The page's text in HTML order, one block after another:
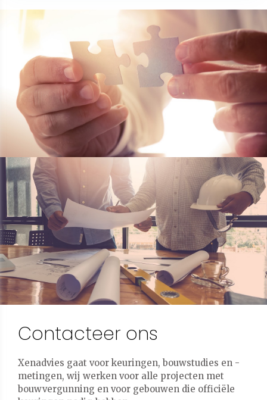
Contacteer ons
Xenadvies gaat voor keuringen, bouwstudies en -
metingen, wij werken voor alle projecten met
bouwvergunning en voor gebouwen die officiële